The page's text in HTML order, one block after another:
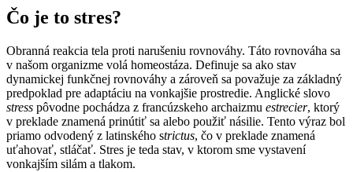
Čo je to stres?
Obranná reakcia tela proti narušeniu rovnováhy. Táto rovnováha sa
v našom organizme volá homeostáza. Definuje sa ako stav
dynamickej funkčnej rovnováhy a zároveň sa považuje za základný
predpoklad pre adaptáciu na vonkajšie prostredie. Anglické slovo
stress pôvodne pochádza z francúzskeho archaizmu estrecier, ktorý
v preklade znamená prinútiť sa alebo použiť násilie. Tento výraz bol
priamo odvodený z latinského strictus, čo v preklade znamená
uťahovať, stláčať. Stres je teda stav, v ktorom sme vystavení
vonkajším silám a tlakom.